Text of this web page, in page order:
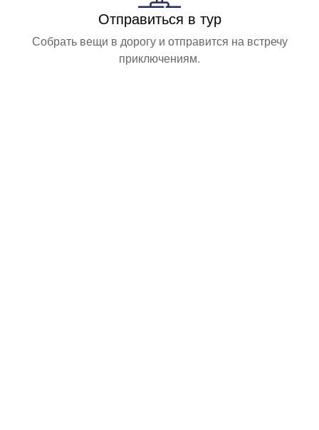
Отправиться в тур
Собрать вещи в дорогу и отправится на встречу
приключениям.